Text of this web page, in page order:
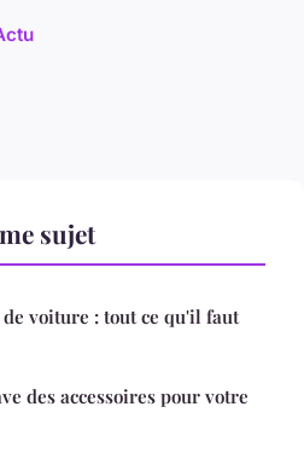
sujet
voiture : tout ce qu'il faut
des accessoires pour votre